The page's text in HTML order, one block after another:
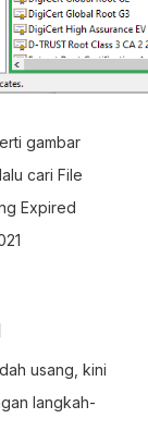
gambar
cari File
Expired
usang, kini
langkah-